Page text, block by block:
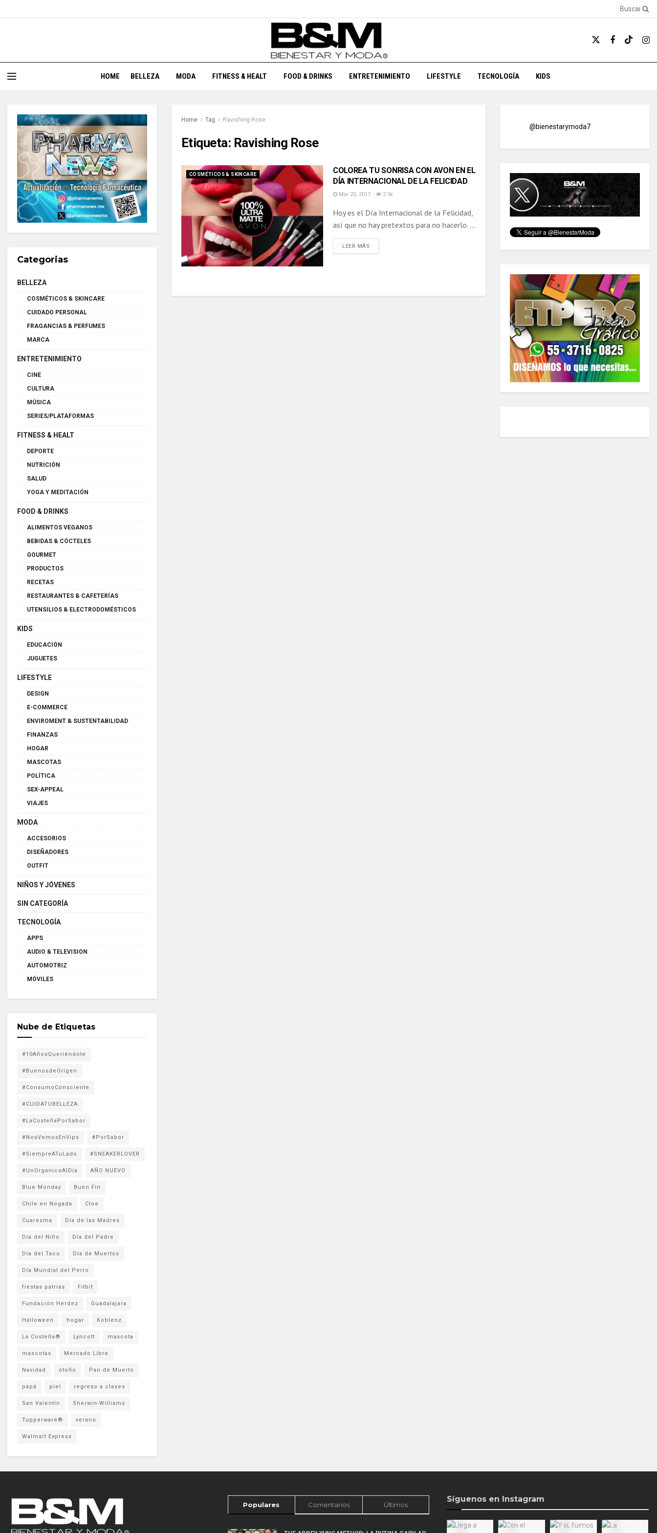
HOME BELLEZA MODA FITNESS & HEALT FOOD & DRINKS ENTRETENIMIENTO LIFESTYLE TECNOLOGÍA KIDS
Home Tag Ravishing Rose
Etiqueta: Ravishing Rose
COSMÉTICOS & SKINCARE
COLOREA TU SONRISA CON AVON EN EL
DÍA INTERNACIONAL DE LA FELICIDAD
Mar 20, 2017 2.5k
Hoy es el Día Internacional de la Felicidad,
así que no hay pretextos para no hacerlo. ...
LEER MÁS
Categorias
BELLEZA
COSMÉTICOS & SKINCARE
CUIDADO PERSONAL
FRAGANCIAS & PERFUMES
MARCA
ENTRETENIMIENTO
CINE
CULTURA
MÚSICA
SERIES/PLATAFORMAS
FITNESS & HEALT
DEPORTE
NUTRICIÓN
SALUD
YOGA Y MEDITACIÓN
FOOD & DRINKS
ALIMENTOS VEGANOS
BEBIDAS & CÓCTELES
GOURMET
PRODUCTOS
RECETAS
RESTAURANTES & CAFETERÍAS
UTENSILIOS & ELECTRODOMÉSTICOS
KIDS
EDUCACIÓN
JUGUETES
LIFESTYLE
DESIGN
E-COMMERCE
ENVIROMENT & SUSTENTABILIDAD
FINANZAS
HOGAR
MASCOTAS
POLÍTICA
SEX-APPEAL
VIAJES
MODA
ACCESORIOS
DISEÑADORES
OUTFIT
NIÑOS Y JÓVENES
SIN CATEGORÍA
TECNOLOGÍA
APPS
AUDIO & TELEVISION
AUTOMOTRIZ
MÓVILES
Nube de Etiquetas
#10AñosQueriéndote
#BuenosdeOrigen
#ConsumoConsciente
#CUIDATUBELLEZA
#LaCosteñaPorSabor
#NosVemosEnVips #PorSabor
#SiempreATuLado #SNEAKERLOVER
#UnOrganicoAlDia AÑO NUEVO
Blue Monday Buen Fin
Chile en Nogada Cloe
Cuaresma Día de las Madres
Día del Niño Día del Padre
Día del Taco Día de Muertos
Día Mundial del Perro
fiestas patrias Fitbit
Fundación Herdez Guadalajara
Halloween hogar Koblenz
La Costeña® Lyncott mascota
mascotas Mercado Libre
Navidad otoño Pan de Muerto
papá piel regreso a clases
San Valentín Sherwin-Williams
Tupperware® verano
Walmart Express
@bienestarymoda7
Populares Comentarios Últimos
Síguenos en Instagram